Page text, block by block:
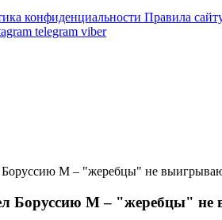
конфиденциальности Правила
telegram viber
М – "жеребцы" не
Боруссию М – "жеребцы" не